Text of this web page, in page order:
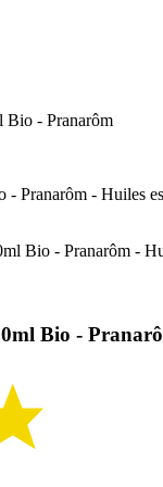
Bio - Pranarôm
Bio -